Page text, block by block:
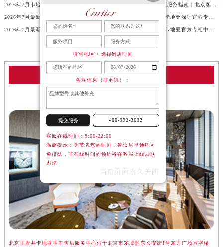
2026年7月最新通告｜卡地亚官方专柜杭州客户服务热线，专柜信息整合版
卡地亚服务中心
北京王府井卡地亚手表售后服务中心位于北京市东城区东长安街1号东方广场写字楼
填写地区 / 选择到店时间
备注信息（非必填）：
提交服务 400-992-3692
客服在线时间：8:00-22:00
温馨提示：为节省您的时间，建议尽早预约可
免排队，非在线时间的预约将在客服上线后联
系您
当前页面永久关闭